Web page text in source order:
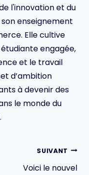
l'innovation et du
enseignement
Elle cultive
engagée,
et le travail
d’ambition
à devenir des
le monde du
SUIVANT
Voici le nouvel